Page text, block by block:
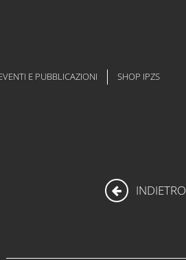
E PUBBLICAZIONI
SHOP IPZS
INDIETRO